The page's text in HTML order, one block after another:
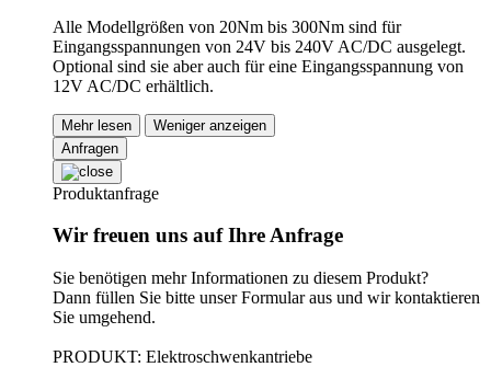
Alle Modellgrößen von 20Nm bis 300Nm sind für
Eingangsspannungen von 24V bis 240V AC/DC ausgelegt.
Optional sind sie aber auch für eine Eingangsspannung von
12V AC/DC erhältlich.
Mehr lesen
Weniger anzeigen
Anfragen
Produktanfrage
Wir freuen uns auf Ihre Anfrage
Sie benötigen mehr Informationen zu diesem Produkt?
Dann füllen Sie bitte unser Formular aus und wir kontaktieren
Sie umgehend.
PRODUKT: Elektroschwenkantriebe